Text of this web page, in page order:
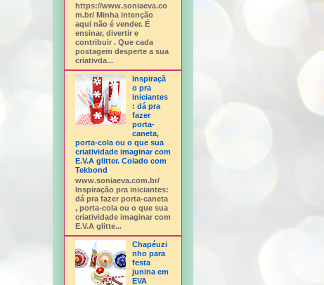
https://www.soniaeva.co
m.br/ Minha intenção
aqui não é vender. É
ensinar, divertir e
contribuir . Que cada
postagem desperte a sua
criativda...
Inspiraçã
o pra
iniciantes
: dá pra
fazer
porta-
caneta,
porta-cola ou o que sua
criatividade imaginar com
E.V.A glitter. Colado com
Tekbond
www.soniaeva.com.br/
Inspiração pra iniciantes:
dá pra fazer porta-caneta
, porta-cola ou o que sua
criatividade imaginar com
E.V.A glitte...
Chapéuzi
nho para
festa
junina em
EVA